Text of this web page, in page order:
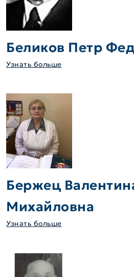
Беликов Петр
Узнать больше
Бержец
Михайловна
Узнать больше